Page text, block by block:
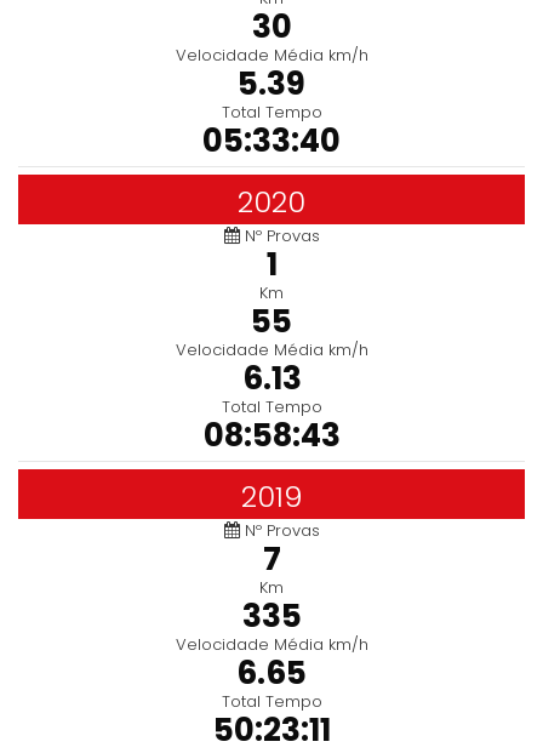
30
Velocidade Média km/h
5.39
Total Tempo
05:33:40
2020
Nº Provas
1
Km
55
Velocidade Média km/h
6.13
Total Tempo
08:58:43
2019
Nº Provas
7
Km
335
Velocidade Média km/h
6.65
Total Tempo
50:23:11